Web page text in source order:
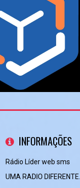
INFORMAÇÕES
Rádio Líder web sms
UMA RADIO DIFERENTE.